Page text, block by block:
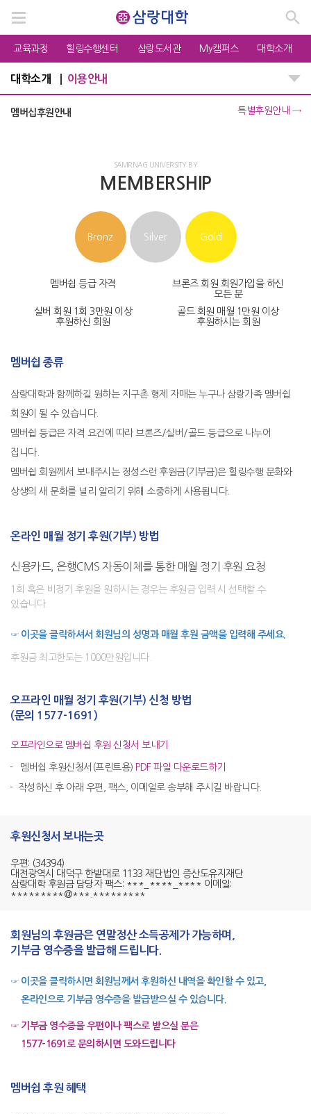
교육과정 힐링수행센터 삼랑도서관 My캠퍼스 대학소개
대학소개 이용안내
멤버십후원안내 특별후원안내 →
SAMRNAG UNIVERSITY BY
MEMBERSHIP
Bronz Silver Gold
멤버쉽 등급 자격 브론즈 회원 회원가입을 하신
모든 분
실버 회원 1회 3만원 이상
후원하신 회원
골드 회원 매월 1만원 이상
후원하시는 회원
멤버쉽 종류
삼랑대학과 함께하길 원하는 지구촌 형제 자매는 누구나 삼랑가족 멤버쉽
회원이 될 수 있습니다.
멤버쉽 등급은 자격 요건에 따라 브론즈/실버/골드 등급으로 나누어
집니다.
멤버쉽 회원께서 보내주시는 정성스런 후원금(기부금)은 힐링수행 문화와
상생의 새 문화를 널리 알리기 위해 소중하게 사용됩니다.
온라인 매월 정기 후원(기부) 방법
신용카드, 은행CMS 자동이체를 통한 매월 정기 후원 요청
1회 혹은 비정기 후원을 원하시는 경우는 후원금 입력 시 선택할 수
있습니다.
☞ 이곳을 클릭하셔서 회원님의 성명과 매월 후원 금액을 입력해 주세요.
후원금 최고한도는 1000만원입니다.
오프라인 매월 정기 후원(기부) 신청 방법
(문의 1577-1691)
오프라인으로 멤버쉽 후원 신청서 보내기
멤버쉽 후원신청서(프린트용) PDF 파일 다운로드하기
작성하신 후 아래 우편, 팩스, 이메일로 송부해 주시길 바랍니다.
후원신청서 보내는곳
우편: (34394)
대전광역시 대덕구 한밭대로 1133 재단법인 증산도유지재단
삼랑대학 후원금 담당자 팩스: ***_****_**** 이메일:
*********@***.*********
회원님의 후원금은 연말정산 소득공제가 가능하며,
기부금 영수증을 발급해 드립니다.
☞ 이곳을 클릭하시면 회원님께서 후원하신 내역을 확인할 수 있고,
온라인으로 기부금 영수증을 발급받으실 수 있습니다.
☞ 기부금 영수증을 우편이나 팩스로 받으실 분은
1577-1691로 문의하시면 도와드립니다
멤버쉽 후원 혜택